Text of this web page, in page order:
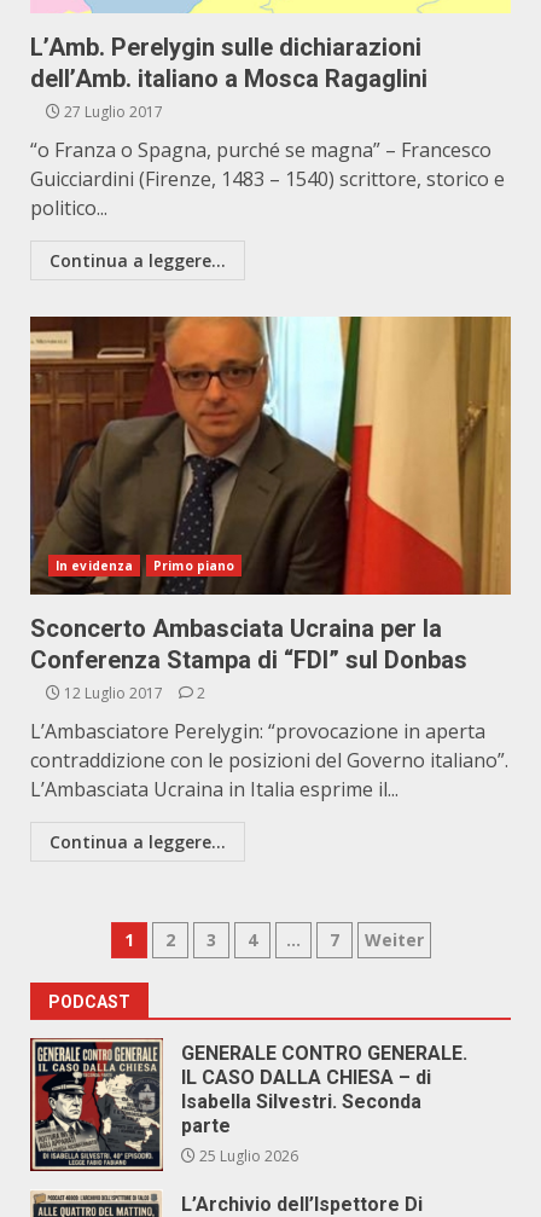
L’Amb. Perelygin sulle dichiarazioni
dell’Amb. italiano a Mosca Ragaglini
27 Luglio 2017
“o Franza o Spagna, purché se magna” – Francesco
Guicciardini (Firenze, 1483 – 1540) scrittore, storico e
politico...
Continua a leggere...
In evidenza Primo piano
Sconcerto Ambasciata Ucraina per la
Conferenza Stampa di “FDI” sul Donbas
12 Luglio 2017 2
L’Ambasciatore Perelygin: “provocazione in aperta
contraddizione con le posizioni del Governo italiano”.
L’Ambasciata Ucraina in Italia esprime il...
Continua a leggere...
Paginazione
degli
articoli
1 2 3 4 … 7 Weiter
PODCAST
GENERALE CONTRO GENERALE.
IL CASO DALLA CHIESA – di
Isabella Silvestri. Seconda
parte
25 Luglio 2026
L’Archivio dell’Ispettore Di